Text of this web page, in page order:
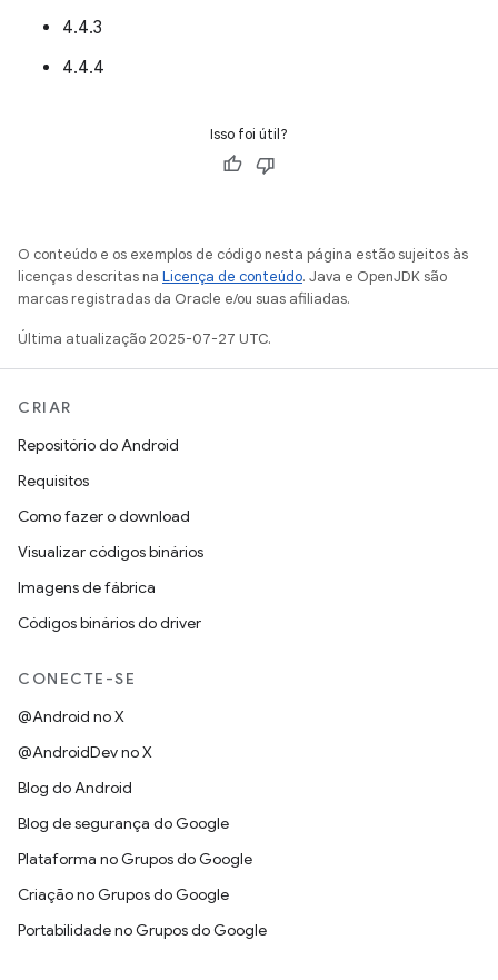
4.4.3
4.4.4
Isso foi útil?
O conteúdo e os exemplos de código nesta página estão sujeitos às
licenças descritas na Licença de conteúdo. Java e OpenJDK são
marcas registradas da Oracle e/ou suas afiliadas.
Última atualização 2025-07-27 UTC.
CRIAR
Repositório do Android
Requisitos
Como fazer o download
Visualizar códigos binários
Imagens de fábrica
Códigos binários do driver
CONECTE-SE
@Android no X
@AndroidDev no X
Blog do Android
Blog de segurança do Google
Plataforma no Grupos do Google
Criação no Grupos do Google
Portabilidade no Grupos do Google